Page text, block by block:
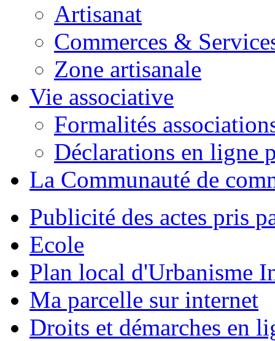
Artisanat
Commerces &
Zone artisanale
Vie associative
Formalités
Déclarations en ligne
La Communauté de
Publicité des actes pris
Ecole
Plan local d'Urbanisme
Ma parcelle sur internet
Droits et démarches en